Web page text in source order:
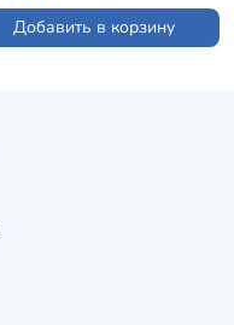
Добавить в корзину